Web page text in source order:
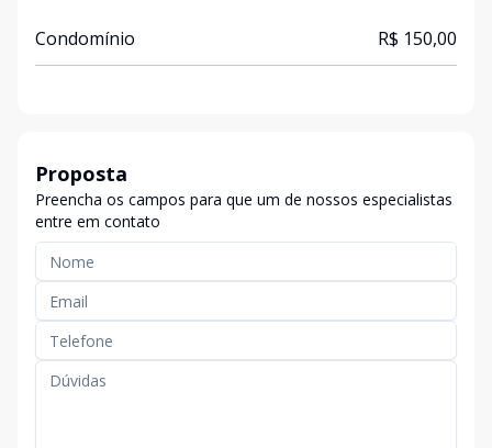
Condomínio R$ 150,00
Proposta
Preencha os campos para que um de nossos especialistas
entre em contato